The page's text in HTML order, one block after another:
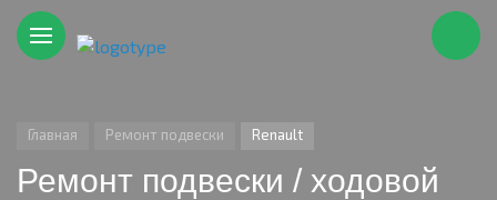
Главная Ремонт подвески Renault
Ремонт подвески / ходовой